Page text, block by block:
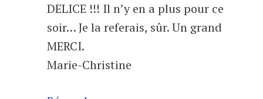
DELICE !!! Il n’y en a plus pour ce
soir… Je la referais, sûr. Un grand
MERCI.
Marie-Christine